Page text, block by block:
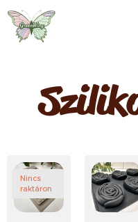
Nincs
raktáron